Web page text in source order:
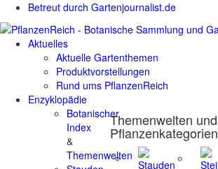
Betreut durch Gartenjournalist.de
Aktuelles
Aktuelle Gartenthemen
Produktvorstellungen
Rund ums PflanzenReich
Enzyklopädie
Botanischer
Index
&
Themenwelten
Themenwelten und
Pflanzenkategorien